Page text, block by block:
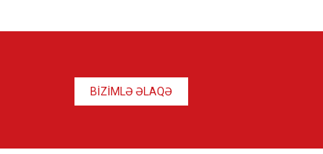
BİZİMLƏ ƏLAQƏ